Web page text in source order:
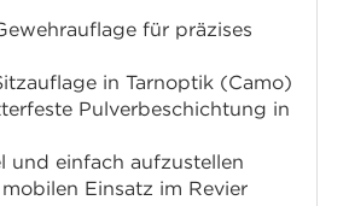
für präzises
in Tarnoptik (Camo)
Pulverbeschichtung in
und einfach aufzustellen
Einsatz im Revier